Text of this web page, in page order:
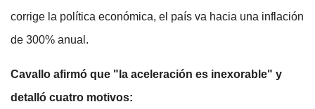
corrige la política económica, el país va hacia una inflación
de 300% anual.
Cavallo afirmó que "la aceleración es inexorable" y
detalló cuatro motivos: